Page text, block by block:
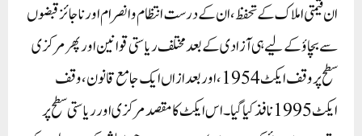
ان قیمتی املاک کے تحفظ، ان کے درست انتظام و انصرام اور ناجائز قبضوں
سے بچاؤ کے لیے ہی آزادی کے بعد مختلف ریاستی قوانین اور پھر مرکزی
سطح پر وقف ایکٹ 1954، اور بعد ازاں ایک جامع قانون، وقف
ایکٹ 1995 نافذ کیا گیا۔ اس ایکٹ کا مقصد مرکزی اور ریاستی سطح پر